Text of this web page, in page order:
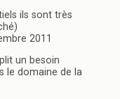
ils sont très
2011
un besoin
le domaine de la